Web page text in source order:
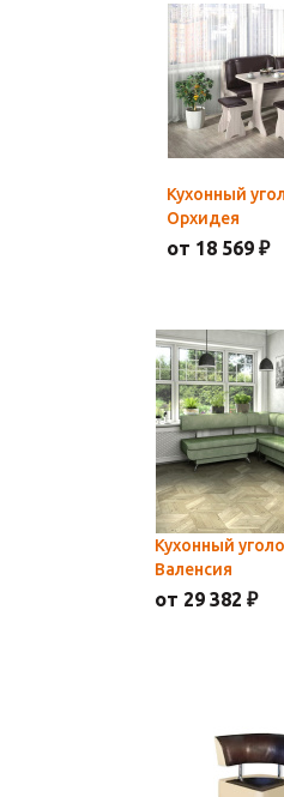
Кухонный
Орхидея
от 18 569 ₽
Кухонный
Валенсия
от 29 382 ₽